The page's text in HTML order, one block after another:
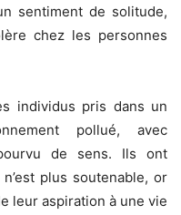
sentiment de solitude,
chez les personnes
individus pris dans un
pollué, avec
de sens. Ils ont
plus soutenable, or
leur aspiration à une vie